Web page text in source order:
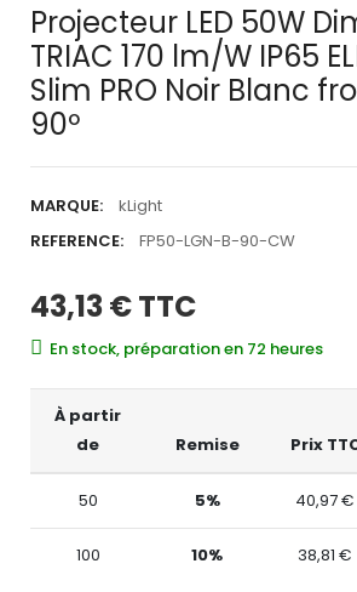
Projecteur LED 50W
TRIAC 170 lm/W IP65
Slim PRO Noir Blanc
90º
MARQUE:
kLight
REFERENCE:
FP50-LGN-B-90-CW
43,13 €TTC
En stock, préparation en 72 heures
À partir
de
Remise Prix
50 5% 40,97 €
100 10% 38,81 €